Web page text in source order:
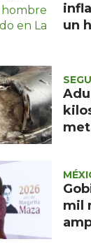
Estilo de vida
un
mil